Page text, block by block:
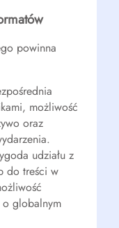
powinna
możliwość
oraz
udziału z
do treści w
o globalnym